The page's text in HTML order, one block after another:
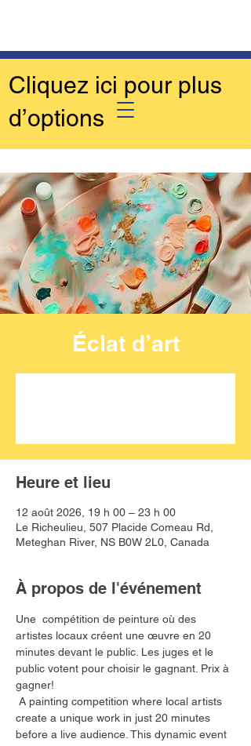
Cliquez ici pour plus
d’options
Éclat d’art
Heure et lieu
12 août 2026, 19 h 00 – 23 h 00
Le Richeulieu, 507 Placide Comeau Rd,
Meteghan River, NS B0W 2L0, Canada
À propos de l'événement
Une  compétition de peinture où des
artistes locaux créent une œuvre en 20
minutes devant le public. Les juges et le
public votent pour choisir le gagnant. Prix à
gagner!
A painting competition where local artists
create a unique work in just 20 minutes
before a live audience. This dynamic event